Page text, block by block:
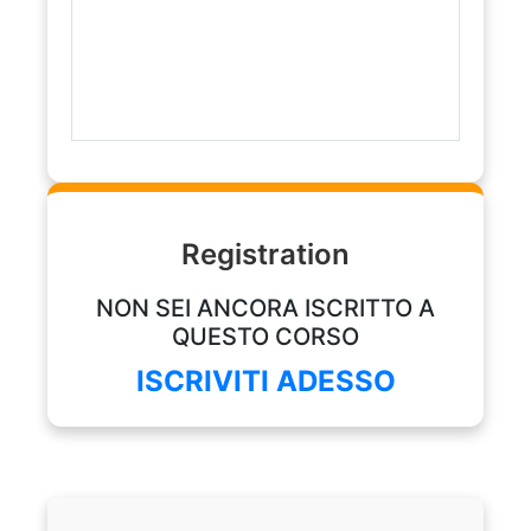
Registration
NON SEI ANCORA ISCRITTO A
QUESTO CORSO
ISCRIVITI ADESSO